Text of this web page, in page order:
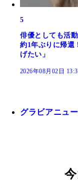
5
俳優としても活
約1年ぶりに帰還
げたい」
2026年08月02日
グラビアニュ